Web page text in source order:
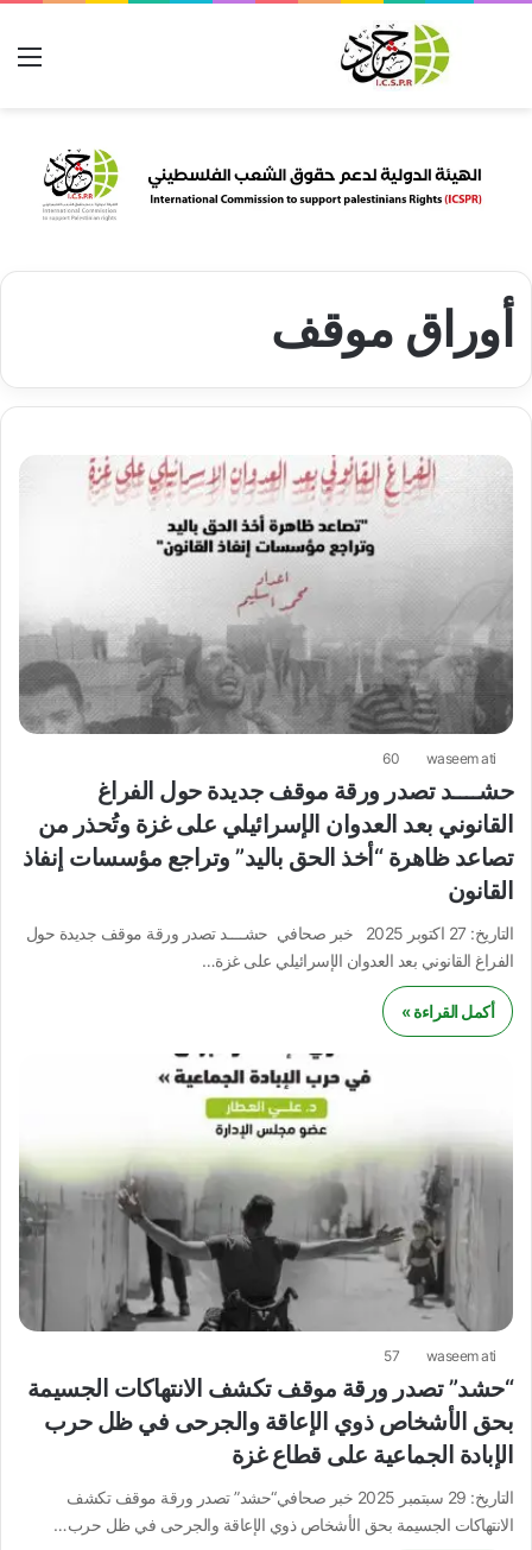
بحث عن
أوراق موقف
waseem ati
60
حشــــد تصدر ورقة موقف جديدة حول الفراغ
القانوني بعد العدوان الإسرائيلي على غزة وتُحذر من
تصاعد ظاهرة “أخذ الحق باليد” وتراجع مؤسسات إنفاذ
القانون
التاريخ: 27 اكتوبر 2025 خبر صحافي حشــــد تصدر ورقة موقف جديدة حول
الفراغ القانوني بعد العدوان الإسرائيلي على غزة…
أكمل القراءة »
waseem ati
57
“حشد” تصدر ورقة موقف تكشف الانتهاكات الجسيمة
بحق الأشخاص ذوي الإعاقة والجرحى في ظل حرب
الإبادة الجماعية على قطاع غزة
التاريخ: 29 سبتمبر 2025 خبر صحافي“حشد” تصدر ورقة موقف تكشف
الانتهاكات الجسيمة بحق الأشخاص ذوي الإعاقة والجرحى في ظل حرب…